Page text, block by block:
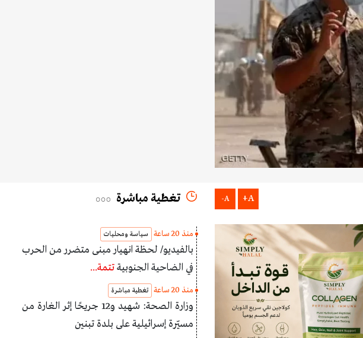
A+
A- تغطية مباشرة
منذ 20 ساعة سياسة ومحليات
بالفيديو/ لحظة انهيار مبنى متضرر من الحرب
في الضاحية الجنوبيةتتمة...
منذ 20 ساعة تغطية مباشرة
وزارة الصحة: شهيد و12 جريحًا إثر الغارة من
مسيّرة إسرائيلية على بلدة تبنين